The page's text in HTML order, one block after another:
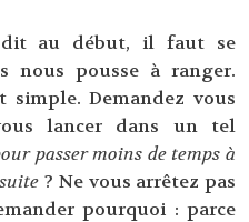
dit au début, il faut se
nous pousse à ranger.
simple. Demandez vous
lancer dans un tel
passer moins de temps à
? Ne vous arrêtez pas
pourquoi : parce